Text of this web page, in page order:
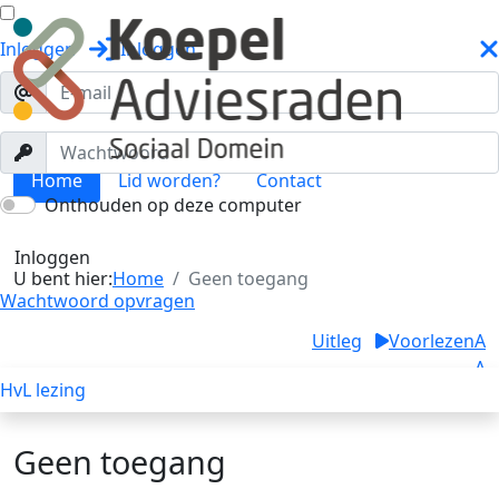
Inloggen Inloggen
Onthouden op deze computer
Inloggen
Wachtwoord opvragen
HvL lezing
Home Lid worden? Contact
U bent hier:Home Geen toegang
Uitleg VoorlezenA
A
Geen toegang